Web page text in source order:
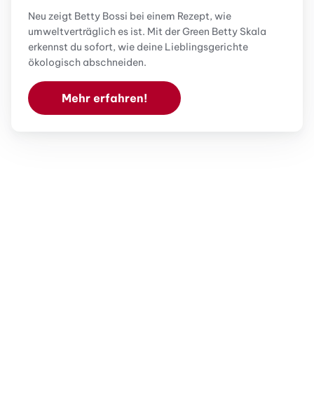
Neu zeigt Betty Bossi bei einem Rezept, wie
umweltverträglich es ist. Mit der Green Betty Skala
erkennst du sofort, wie deine Lieblingsgerichte
ökologisch abschneiden.
Mehr erfahren!